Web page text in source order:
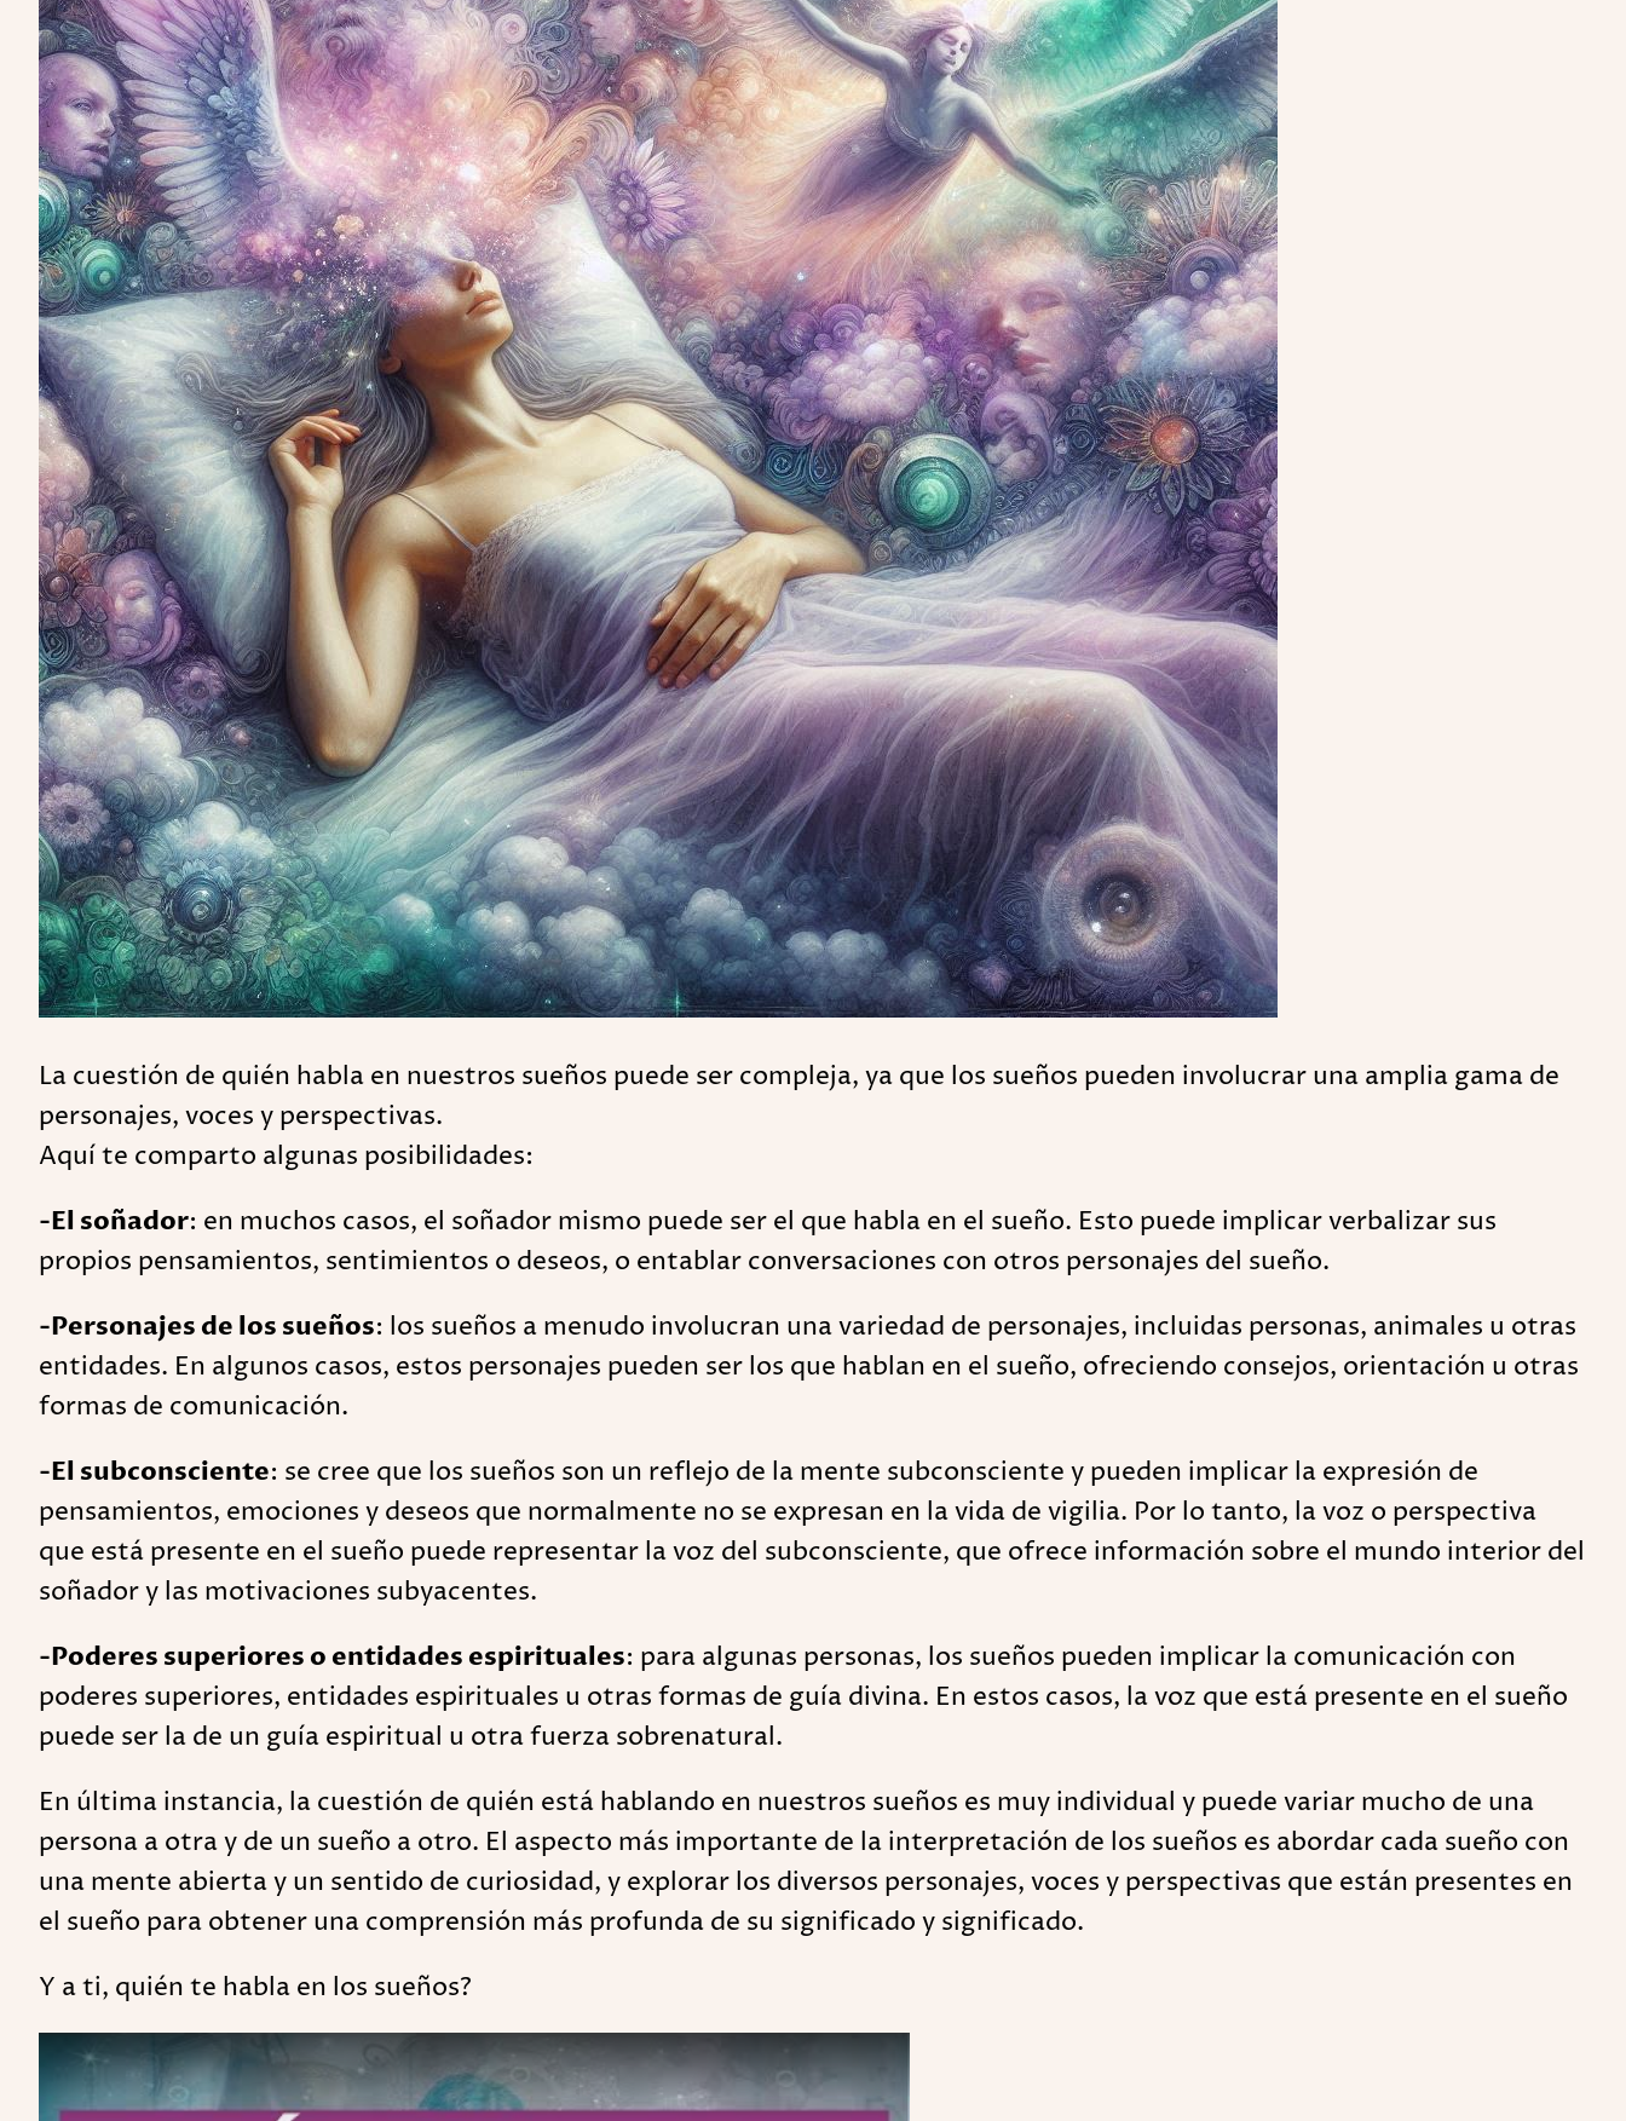
La cuestión de quién habla en nuestros sueños puede ser compleja, ya que los sueños pueden involucrar una amplia gama de
personajes, voces y perspectivas.
Aquí te comparto algunas posibilidades:
-El soñador: en muchos casos, el soñador mismo puede ser el que habla en el sueño. Esto puede implicar verbalizar sus
propios pensamientos, sentimientos o deseos, o entablar conversaciones con otros personajes del sueño.
-Personajes de los sueños: los sueños a menudo involucran una variedad de personajes, incluidas personas, animales u otras
entidades. En algunos casos, estos personajes pueden ser los que hablan en el sueño, ofreciendo consejos, orientación u otras
formas de comunicación.
-El subconsciente: se cree que los sueños son un reflejo de la mente subconsciente y pueden implicar la expresión de
pensamientos, emociones y deseos que normalmente no se expresan en la vida de vigilia. Por lo tanto, la voz o perspectiva
que está presente en el sueño puede representar la voz del subconsciente, que ofrece información sobre el mundo interior del
soñador y las motivaciones subyacentes.
-Poderes superiores o entidades espirituales: para algunas personas, los sueños pueden implicar la comunicación con
poderes superiores, entidades espirituales u otras formas de guía divina. En estos casos, la voz que está presente en el sueño
puede ser la de un guía espiritual u otra fuerza sobrenatural.
En última instancia, la cuestión de quién está hablando en nuestros sueños es muy individual y puede variar mucho de una
persona a otra y de un sueño a otro. El aspecto más importante de la interpretación de los sueños es abordar cada sueño con
una mente abierta y un sentido de curiosidad, y explorar los diversos personajes, voces y perspectivas que están presentes en
el sueño para obtener una comprensión más profunda de su significado y significado.
Y a ti, quién te habla en los sueños?
Play